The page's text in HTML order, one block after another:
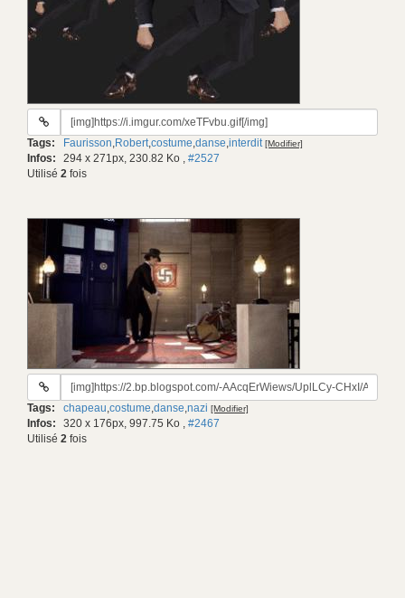
URL
gif:
Tags: Faurisson,Robert,costume,danse,interdit [Modifier]
Infos: 294 x 271px, 230.82 Ko , #2527
Utilisé 2 fois
URL
gif:
Tags: chapeau,costume,danse,nazi [Modifier]
Infos: 320 x 176px, 997.75 Ko , #2467
Utilisé 2 fois